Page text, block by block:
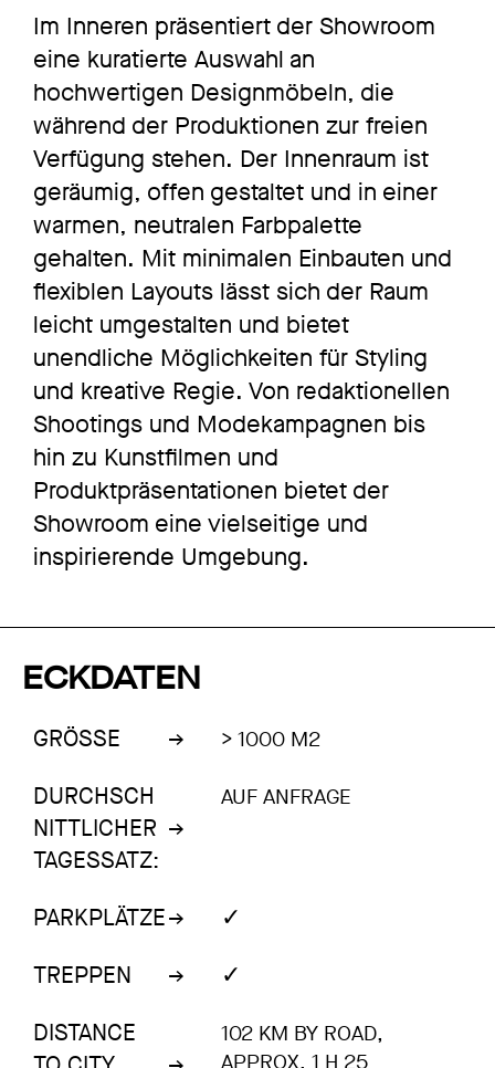
Im Inneren präsentiert der Showroom
eine kuratierte Auswahl an
hochwertigen Designmöbeln, die
während der Produktionen zur freien
Verfügung stehen. Der Innenraum ist
geräumig, offen gestaltet und in einer
warmen, neutralen Farbpalette
gehalten. Mit minimalen Einbauten und
flexiblen Layouts lässt sich der Raum
leicht umgestalten und bietet
unendliche Möglichkeiten für Styling
und kreative Regie. Von redaktionellen
Shootings und Modekampagnen bis
hin zu Kunstfilmen und
Produktpräsentationen bietet der
Showroom eine vielseitige und
inspirierende Umgebung.
ECKDATEN
GRÖSSE > 1000 M2
DURCHSCH
NITTLICHER
TAGESSATZ:
AUF ANFRAGE
PARKPLÄTZE ✓
TREPPEN ✓
DISTANCE
102 KM BY ROAD,
APPROX. 1 H 25